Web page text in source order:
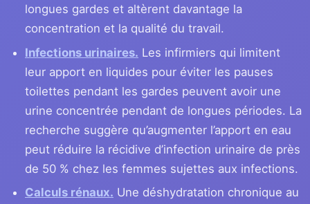
longues gardes et altèrent davantage la
concentration et la qualité du travail.
Infections urinaires. Les infirmiers qui limitent
leur apport en liquides pour éviter les pauses
toilettes pendant les gardes peuvent avoir une
urine concentrée pendant de longues périodes. La
recherche suggère qu’augmenter l’apport en eau
peut réduire la récidive d’infection urinaire de près
de 50 % chez les femmes sujettes aux infections.
Calculs rénaux. Une déshydratation chronique au